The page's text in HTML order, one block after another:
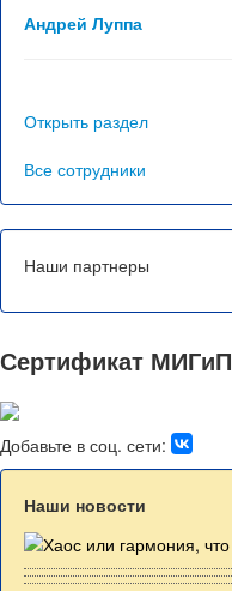
Андрей Луппа
Открыть раздел
Все сотрудники
Наши партнеры
Сертификат МИГиП
Добавьте в соц. сети:
Наши новости